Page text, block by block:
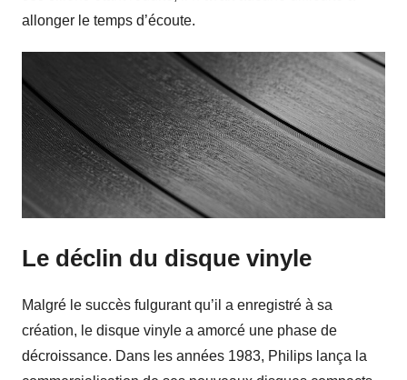
allonger le temps d’écoute.
Le déclin du disque vinyle
Malgré le succès fulgurant qu’il a enregistré à sa
création, le disque vinyle a amorcé une phase de
décroissance. Dans les années 1983, Philips lança la